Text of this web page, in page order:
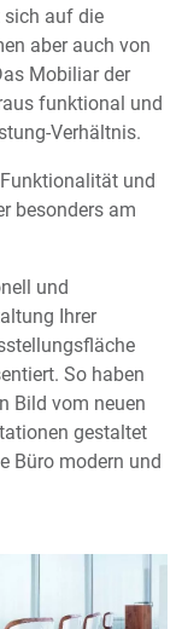
sich auf die
aber auch von
Mobiliar der
funktional und
Verhältnis.
und
besonders am
und
Ihrer
So haben
Bild vom neuen
gestaltet
Büro modern und